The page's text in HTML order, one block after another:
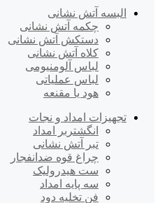
البسه آتش نشانی
چکمه آتش نشانی
دستکش آتش نشانی
کلاه آتش نشانی
لباس آلومنیومی
لباس عملیاتی
هود یا مقنعه
تجهیزات امداد و نجات
انگشتربر امداد
تبر آتش نشانی
چراغ قوه ضدانفجار
ست هیدرولیک
سه پایه امداد
فن تخلیه دود